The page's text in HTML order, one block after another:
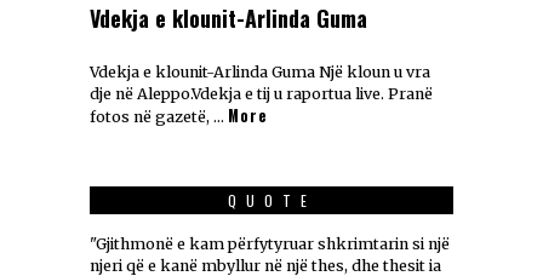
Vdekja e klounit-Arlinda Guma
Vdekja e klounit-Arlinda Guma Një kloun u vra
dje në Aleppo.Vdekja e tij u raportua live. Pranë
fotos në gazetë, … More
QUOTE
"Gjithmonë e kam përfytyruar shkrimtarin si një
njeri që e kanë mbyllur në një thes, dhe thesit ia